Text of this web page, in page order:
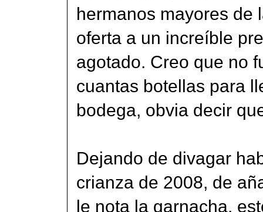
hermanos mayores de
oferta a un increíble
agotado. Creo que no
cuantas botellas para
bodega, obvia decir
Dejando de divagar
crianza de 2008, de
le nota la garnacha,